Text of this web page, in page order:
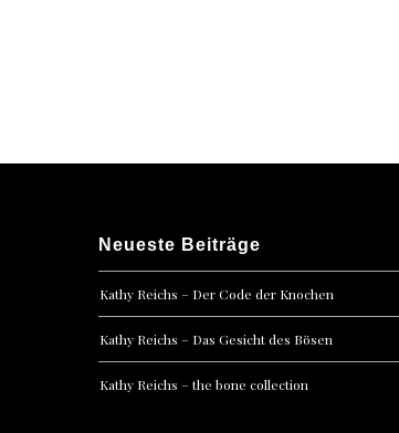
Neueste Beiträge
Kathy Reichs – Der Code der Knochen
Kathy Reichs – Das Gesicht des Bösen
Kathy Reichs – the bone collection